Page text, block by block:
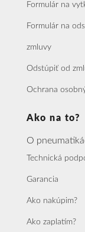
Formulár na
Formulár na
zmluvy
Odstúpiť od
Ochrana
Ako na to?
O
Technická
Garancia
Ako nakúpim?
Ako zaplatím?